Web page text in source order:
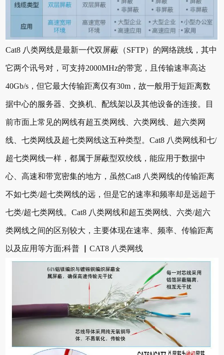
Cat8 八类网线是最新一代双屏蔽（SFTP）的网络跳线，其中
它两个讯号对，可支持2000MHz的带宽，且传输速率高达
40Gb/s，但它最大传输距离仅有30m，故一般用于短距离数
据中心的服务器、交换机、配线架以及其他设备的连接。目
前市面上常见的网线有超五类网线、六类网线、超六类网
线、七类网线及超七类网线这五种类型。Cat8 八类网线和七/
超七类网线一样，都属于屏蔽型双绞线，能应用于数据中
心、高速和带宽密集的地方，虽然Cat8 八类网线的传输距离
不如七类/超七类网线的远，但是它的速率和频率却是远超于
七类/超七类网线。Cat8 八类网线和超五类网线、六类/超六
类网线之间的区别较大，主要体现在速率、频率、传输距离
以及应用等方面;科普 ▏CAT8 八类网线